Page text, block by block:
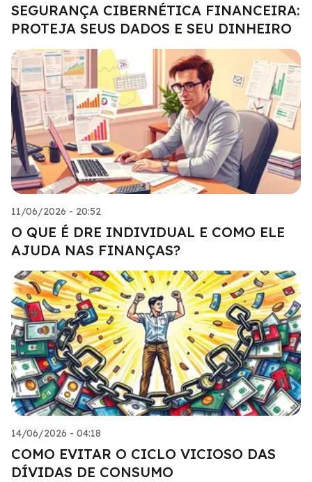
SEGURANÇA CIBERNÉTICA FINANCEIRA:
PROTEJA SEUS DADOS E SEU DINHEIRO
11/06/2026 - 20:52
O QUE É DRE INDIVIDUAL E COMO ELE
AJUDA NAS FINANÇAS?
14/06/2026 - 04:18
COMO EVITAR O CICLO VICIOSO DAS
DÍVIDAS DE CONSUMO